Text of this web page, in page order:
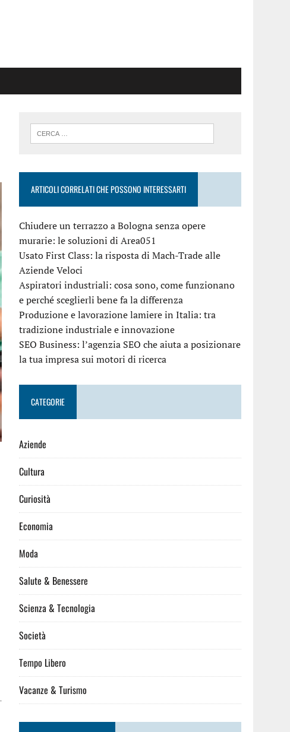
ARTICOLI CORRELATI CHE POSSONO INTERESSARTI
Chiudere un terrazzo a Bologna senza opere
murarie: le soluzioni di Area051
Usato First Class: la risposta di Mach-Trade alle
Aziende Veloci
Aspiratori industriali: cosa sono, come funzionano
e perché sceglierli bene fa la differenza
Produzione e lavorazione lamiere in Italia: tra
tradizione industriale e innovazione
SEO Business: l’agenzia SEO che aiuta a posizionare
la tua impresa sui motori di ricerca
CATEGORIE
Aziende
Cultura
Curiosità
Economia
Moda
Salute & Benessere
Scienza & Tecnologia
Società
Tempo Libero
Vacanze & Turismo